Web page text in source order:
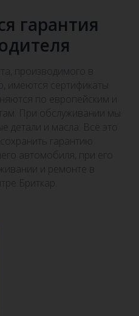
гарантия
производимого в
имеются сертификаты
по европейским и
При обслуживании мы
детали и масла. Всё это
гарантию
автомобиля, при его
и ремонте в
Бриткар.